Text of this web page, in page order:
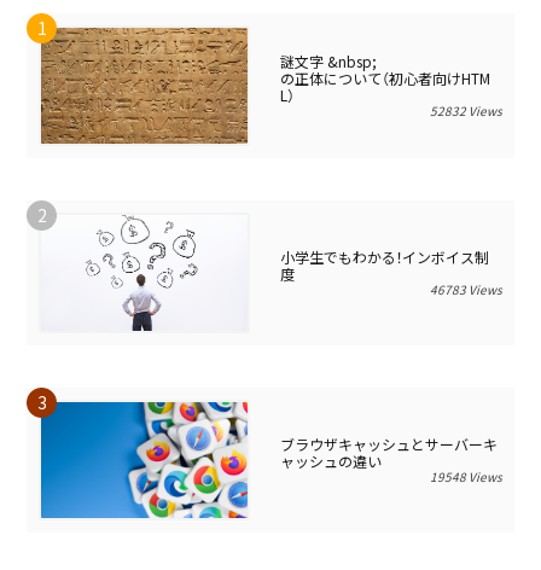
謎文字 &nbsp;
の正体について（初心者向けHTM
L）
52832 Views
小学生でもわかる！インボイス制
度
46783 Views
ブラウザキャッシュとサーバーキ
ャッシュの違い
19548 Views